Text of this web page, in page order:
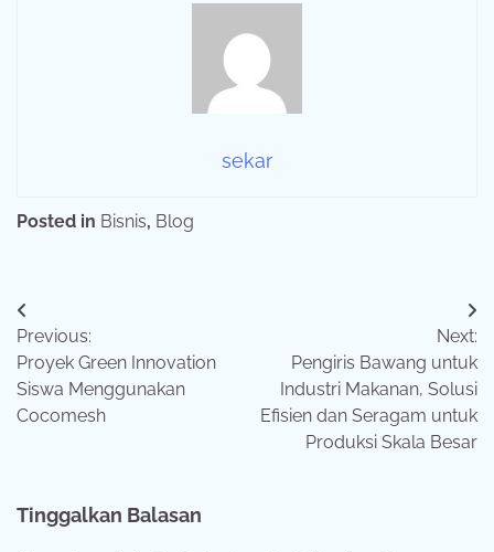
sekar
Posted in Bisnis, Blog
Navigasi
pos
Previous:
Proyek Green Innovation
Siswa Menggunakan
Cocomesh
Next:
Pengiris Bawang untuk
Industri Makanan, Solusi
Efisien dan Seragam untuk
Produksi Skala Besar
Tinggalkan Balasan